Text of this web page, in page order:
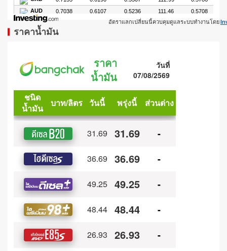
อัตราแลกเปลี่ยนนี้ควบคุมดูแลระบบทำงานโดย
ราคาน้ำมัน